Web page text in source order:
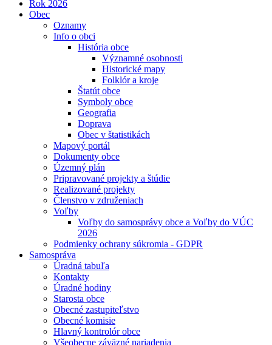
Rok 2026
Obec
Oznamy
Info o obci
História obce
Významné osobnosti
Historické mapy
Folklór a kroje
Štatút obce
Symboly obce
Geografia
Doprava
Obec v štatistikách
Mapový portál
Dokumenty obce
Územný plán
Pripravované projekty a štúdie
Realizované projekty
Členstvo v združeniach
Voľby
Voľby do samosprávy obce a Voľby do VÚC
2026
Podmienky ochrany súkromia - GDPR
Samospráva
Úradná tabuľa
Kontakty
Úradné hodiny
Starosta obce
Obecné zastupiteľstvo
Obecné komisie
Hlavný kontrolór obce
Všeobecne záväzné nariadenia